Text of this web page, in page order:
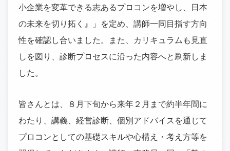
小企業を変革できる志あるプロコンを増やし、日本
の未来を切り拓く』」を定め、講師一同目指す方向
性を確認し合いました。また、カリキュラムも見直
しを図り、診断プロセスに沿った内容へと刷新しま
した。
皆さんとは、８月下旬から来年２月まで約半年間に
わたり、講義、経営診断、個別アドバイスを通じて
プロコンとしての基礎スキルや心構え・考え方等を